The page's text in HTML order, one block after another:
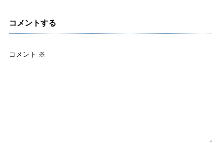
コメントする
コメント ※